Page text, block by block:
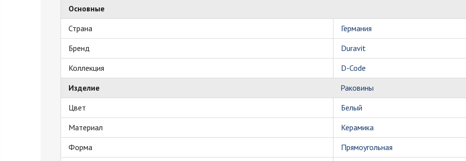
Основные
Страна
Германия
Бренд
Duravit
Коллекция
D-Code
Изделие
Раковины
Цвет
Белый
Материал
Керамика
Форма
Прямоугольная